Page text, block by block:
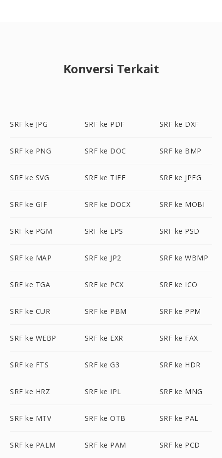
Konversi Terkait
SRF ke JPG SRF ke PDF SRF ke DXF
SRF ke PNG SRF ke DOC SRF ke BMP
SRF ke SVG SRF ke TIFF SRF ke JPEG
SRF ke GIF SRF ke DOCX SRF ke MOBI
SRF ke PGM SRF ke EPS SRF ke PSD
SRF ke MAP SRF ke JP2 SRF ke WBMP
SRF ke TGA SRF ke PCX SRF ke ICO
SRF ke CUR SRF ke PBM SRF ke PPM
SRF ke WEBP SRF ke EXR SRF ke FAX
SRF ke FTS SRF ke G3 SRF ke HDR
SRF ke HRZ SRF ke IPL SRF ke MNG
SRF ke MTV SRF ke OTB SRF ke PAL
SRF ke PALM SRF ke PAM SRF ke PCD